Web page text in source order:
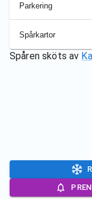
Parkering
Spårkartor
Spåren sköts av